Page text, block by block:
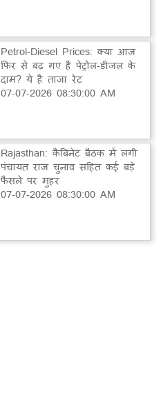
Petrol-Diesel Prices: क्या आज
फिर से बढ़ गए हैं पेट्रोल-डीजल के
दाम? ये है ताजा रेट
07-07-2026 08:30:00 AM
Rajasthan: कैबिनेट बैठक में लगी
पंचायत राज चुनाव सहित कई बड़े
फैसले पर मुहर
07-07-2026 08:30:00 AM